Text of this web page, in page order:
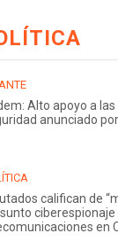
Alto apoyo a
anunciado
califican de
en